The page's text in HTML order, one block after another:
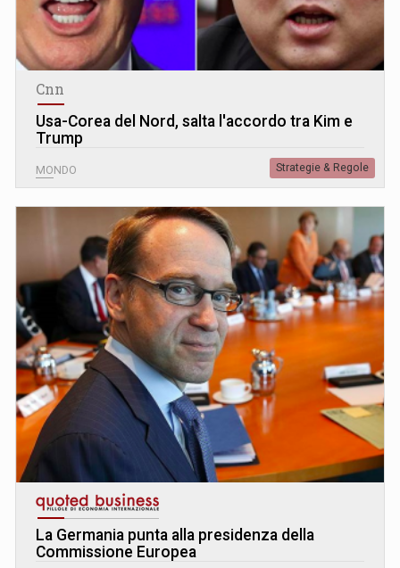
Cnn
Usa-Corea del Nord, salta l'accordo tra Kim e
Trump
MONDO Strategie & Regole
La Germania punta alla presidenza della
Commissione Europea